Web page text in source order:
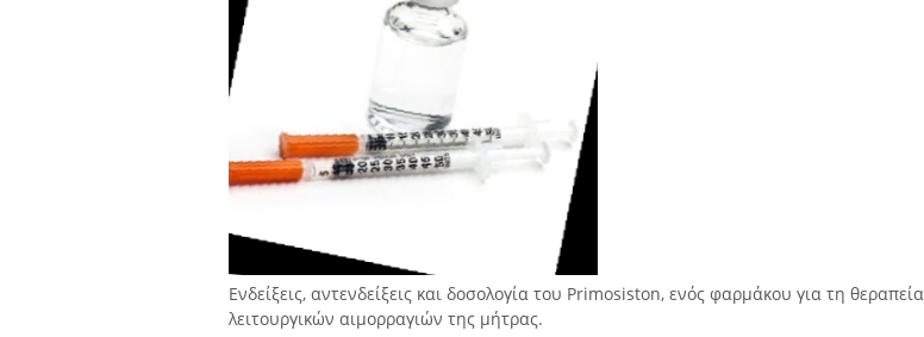
Ενδείξεις, αντενδείξεις και δοσολογία του Primosiston, ενός φαρμάκου για τη θεραπεία
λειτουργικών αιμορραγιών της μήτρας.